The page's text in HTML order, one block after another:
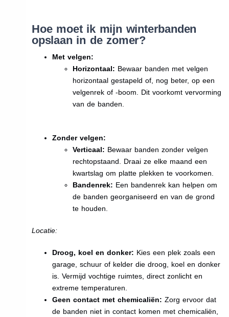
Hoe moet ik mijn winterbanden
opslaan in de zomer?
Met velgen:
Horizontaal: Bewaar banden met velgen
horizontaal gestapeld of, nog beter, op een
velgenrek of -boom. Dit voorkomt vervorming
van de banden.
Zonder velgen:
Verticaal: Bewaar banden zonder velgen
rechtopstaand. Draai ze elke maand een
kwartslag om platte plekken te voorkomen.
Bandenrek: Een bandenrek kan helpen om
de banden georganiseerd en van de grond
te houden.
Locatie:
Droog, koel en donker: Kies een plek zoals een
garage, schuur of kelder die droog, koel en donker
is. Vermijd vochtige ruimtes, direct zonlicht en
extreme temperaturen.
Geen contact met chemicaliën: Zorg ervoor dat
de banden niet in contact komen met chemicaliën,